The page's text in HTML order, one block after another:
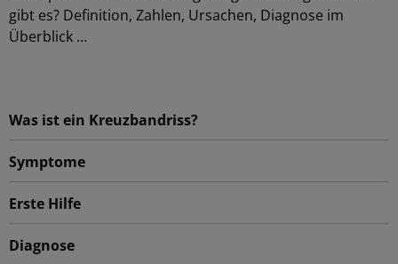
gibt es? Definition, Zahlen, Ursachen, Diagnose im
Überblick …
Was ist ein Kreuzbandriss?
Symptome
Erste Hilfe
Diagnose